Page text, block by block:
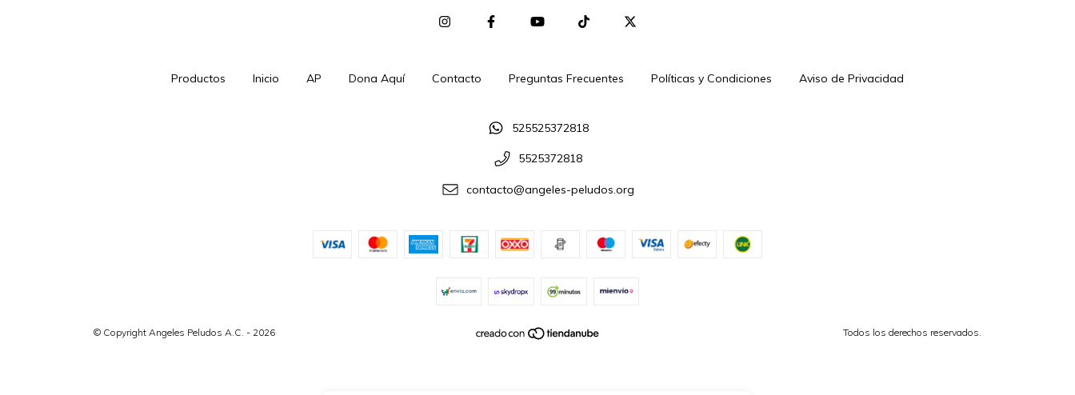
Productos Inicio AP Dona Aquí Contacto Preguntas Frecuentes Políticas y Condiciones Aviso de Privacidad
525525372818
5525372818
contacto@angeles-peludos.org
© Copyright Angeles Peludos A.C. - 2026 Todos los derechos reservados.